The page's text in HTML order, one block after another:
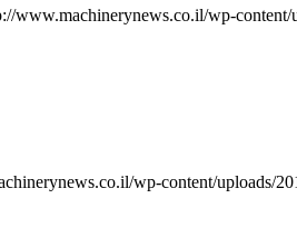
www.machinerynews.co.il/wp-
wp-content/uploads/